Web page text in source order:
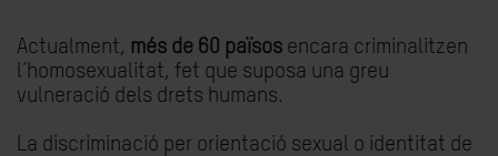
Actualment, més de 60 països encara criminalitzen
l’homosexualitat, fet que suposa una greu
vulneració dels drets humans.
La discriminació per orientació sexual o identitat de